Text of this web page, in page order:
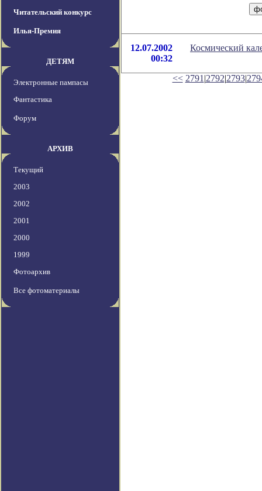
Читательский конкурс
Илья-Премия
ДЕТЯМ
Электронные пампасы
Фантастика
Форум
АРХИВ
Текущий
2003
2002
2001
2000
1999
Фотоархив
Все фотоматериалы
12.07.2002
00:32
Космический
<< 2791 |2792|2793|